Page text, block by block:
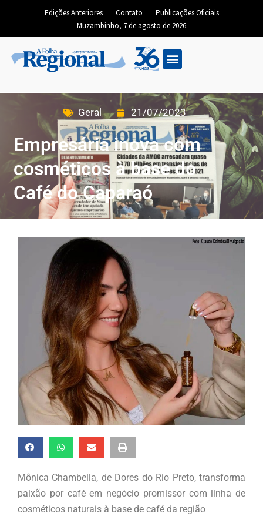
Edições Anteriores Contato
Publicações Oficiais
Muzambinho, 7 de agosto de 2026
Geral 21/07/2023
Empresária inova com
cosméticos à base do
Café do Caparaó
Mônica Chambella, de Dores do Rio Preto, transforma
paixão por café em negócio promissor com linha de
cosméticos naturais à base de café da região